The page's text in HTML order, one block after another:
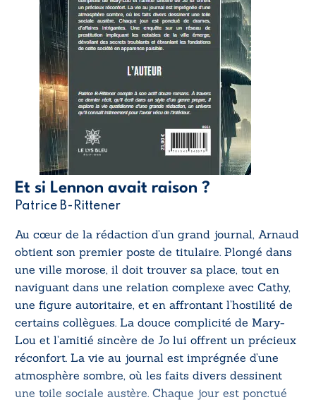
Et si Lennon avait raison ?
Patrice B-Rittener
Au cœur de la rédaction d’un grand journal, Arnaud
obtient son premier poste de titulaire. Plongé dans
une ville morose, il doit trouver sa place, tout en
naviguant dans une relation complexe avec Cathy,
une figure autoritaire, et en affrontant l’hostilité de
certains collègues. La douce complicité de Mary-
Lou et l’amitié sincère de Jo lui offrent un précieux
réconfort. La vie au journal est imprégnée d’une
atmosphère sombre, où les faits divers dessinent
une toile sociale austère. Chaque jour est ponctué